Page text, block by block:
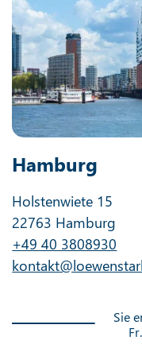
Hamburg
Holstenwiete 15
22763 Hamburg
+49 40 3808930
Sie